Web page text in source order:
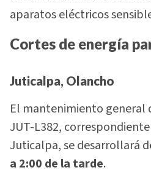
aparatos eléctricos
Cortes de energía
Juticalpa, Olancho
El mantenimiento general
JUT-L382,
Juticalpa, se desarrollará
a 2:00 de la tarde.